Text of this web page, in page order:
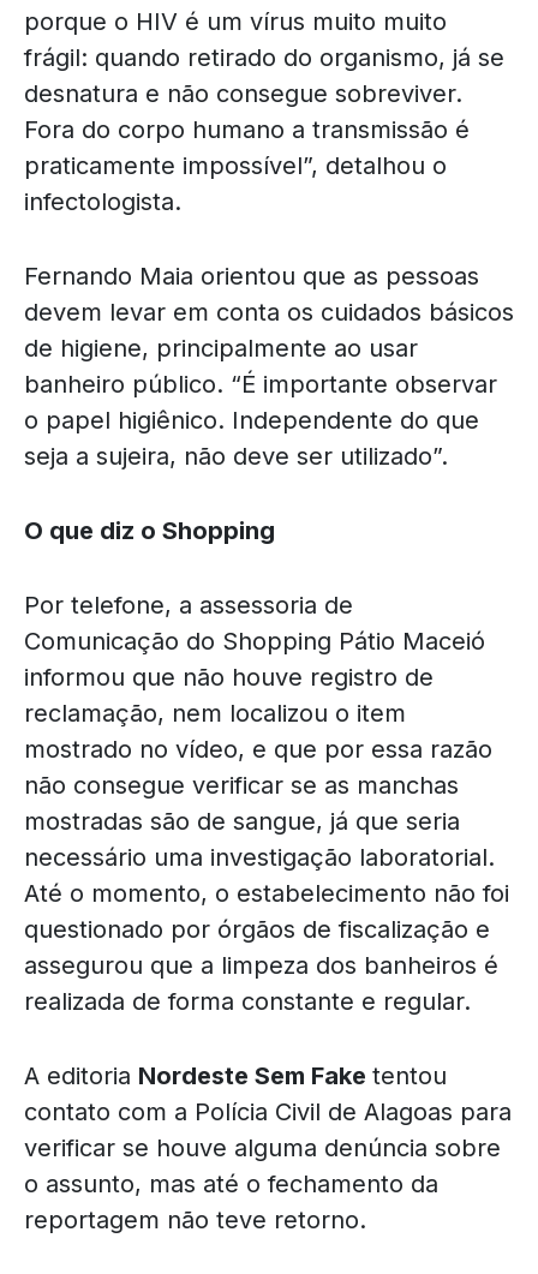
porque o HIV é um vírus muito muito
frágil: quando retirado do organismo, já se
desnatura e não consegue sobreviver.
Fora do corpo humano a transmissão é
praticamente impossível”, detalhou o
infectologista.
Fernando Maia orientou que as pessoas
devem levar em conta os cuidados básicos
de higiene, principalmente ao usar
banheiro público. “É importante observar
o papel higiênico. Independente do que
seja a sujeira, não deve ser utilizado”.
O que diz o Shopping
Por telefone, a assessoria de
Comunicação do Shopping Pátio Maceió
informou que não houve registro de
reclamação, nem localizou o item
mostrado no vídeo, e que por essa razão
não consegue verificar se as manchas
mostradas são de sangue, já que seria
necessário uma investigação laboratorial.
Até o momento, o estabelecimento não foi
questionado por órgãos de fiscalização e
assegurou que a limpeza dos banheiros é
realizada de forma constante e regular.
A editoria Nordeste Sem Fake tentou
contato com a Polícia Civil de Alagoas para
verificar se houve alguma denúncia sobre
o assunto, mas até o fechamento da
reportagem não teve retorno.